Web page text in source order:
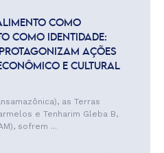
COMO
COMO IDENTIDADE:
AÇÕES
E CULTURAL
as Terras
e Tenharim Gleba B,
sofrem ...